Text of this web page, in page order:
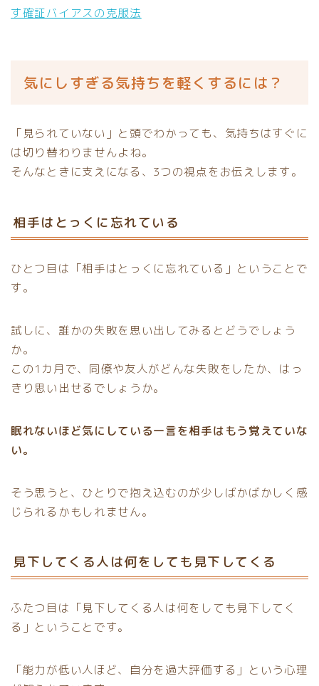
す確証バイアスの克服法
気にしすぎる気持ちを軽くするには？
「見られていない」と頭でわかっても、気持ちはすぐに
は切り替わりませんよね。
そんなときに支えになる、3つの視点をお伝えします。
相手はとっくに忘れている
ひとつ目は「相手はとっくに忘れている」ということで
す。
試しに、誰かの失敗を思い出してみるとどうでしょう
か。
この1カ月で、同僚や友人がどんな失敗をしたか、はっ
きり思い出せるでしょうか。
眠れないほど気にしている一言を相手はもう覚えていな
い。
そう思うと、ひとりで抱え込むのが少しばかばかしく感
じられるかもしれません。
見下してくる人は何をしても見下してくる
ふたつ目は「見下してくる人は何をしても見下してく
る」ということです。
「能力が低い人ほど、自分を過大評価する」という心理